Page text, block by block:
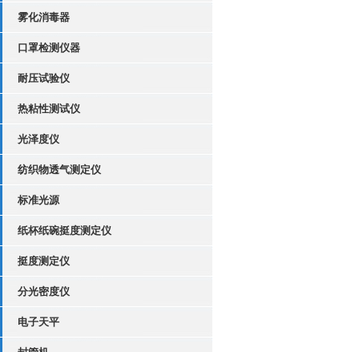
雾化消毒器
口罩检测仪器
耐压试验仪
热粘性测试仪
光泽度仪
纺织物透气测定仪
标准光源
纸杯纸碗挺度测定仪
挺度测定仪
分光密度仪
电子天平